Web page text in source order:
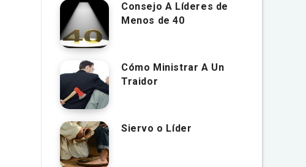
Consejo A Líderes de
Menos de 40
Cómo Ministrar A Un
Traidor
Siervo o Líder